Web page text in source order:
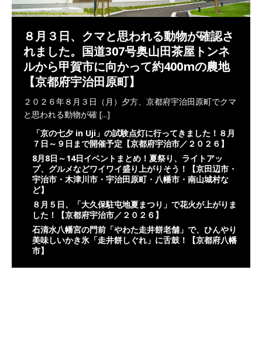
８月３日、クマと思われる動物が確認さ
れました。国道307号奥山田茶屋トンネ
ルから甲賀市に向かって約400mの農地
【京都府宇治田原町】
２０２６年８月３日（月）夕方、京都府宇治田原町でクマ
と思われる動物が確 [...]
「京の七夕 in Uji」の試験点灯に行ってきました！８月
７日～９日まで開催予定【京都府宇治市／２０２６】
8月8日～14日イベントまとめ！夏祭り、ライトアッ
プ、グルメなどワイワイ盛り上がりそう！【京田辺市・
宇治市・木津川市・宇治田原町・八幡市・南山城村な
ど】
８月５日、「大久保駐屯地夏まつり」で花火が上がりま
した！【京都府宇治市／２０２６】
石清水八幡宮の門前「やわた走井餅老舗」で、ひんやり
美味しいかき氷「走井餅しぐれ」に舌鼓！【京都府八幡
市】